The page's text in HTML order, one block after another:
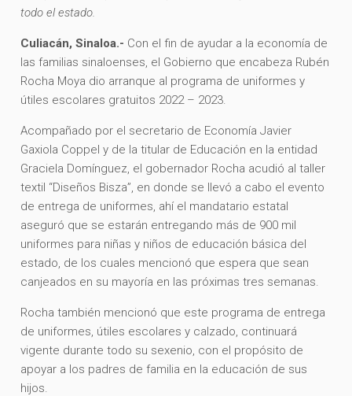
todo el estado.
Culiacán, Sinaloa.- Con el fin de ayudar a la economía de
las familias sinaloenses, el Gobierno que encabeza Rubén
Rocha Moya dio arranque al programa de uniformes y
útiles escolares gratuitos 2022 – 2023.
Acompañado por el secretario de Economía Javier
Gaxiola Coppel y de la titular de Educación en la entidad
Graciela Domínguez, el gobernador Rocha acudió al taller
textil “Diseños Bisza”, en donde se llevó a cabo el evento
de entrega de uniformes, ahí el mandatario estatal
aseguró que se estarán entregando más de 900 mil
uniformes para niñas y niños de educación básica del
estado, de los cuales mencionó que espera que sean
canjeados en su mayoría en las próximas tres semanas.
Rocha también mencionó que este programa de entrega
de uniformes, útiles escolares y calzado, continuará
vigente durante todo su sexenio, con el propósito de
apoyar a los padres de familia en la educación de sus
hijos.